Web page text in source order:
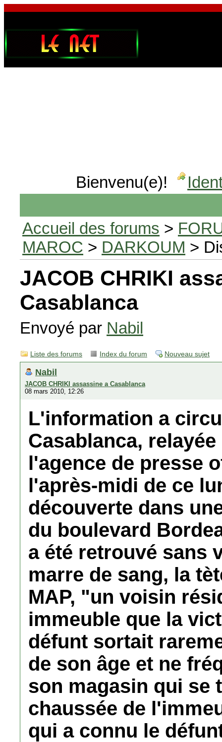
Bienvenu(e)!
Accueil des forums >
MAROC > DARKOUM >
JACOB CHRIKI
Casablanca
Envoyé par Nabil
Liste des forums Index du forum Nouveau sujet
Nabil
JACOB CHRIKI assassine a Casablanca
08 mars 2010, 12:26
L'information a
Casablanca,
l'agence de presse
l'après-midi de ce
découverte dans
du boulevard
a été retrouvé sans
marre de sang, la
MAP, "un voisin
immeuble que la
défunt sortait
de son âge et ne
son magasin qui se
chaussée de
qui a connu le